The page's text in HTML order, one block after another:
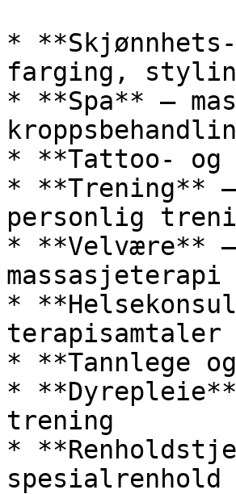
*
farging,
* **Spa** —
* **Tattoo- og
* **Trening**
personlig
* **Velvære**
massasjeterapi
*
terapisamtaler
* **Tannlege
*
trening
*
spesialrenhold